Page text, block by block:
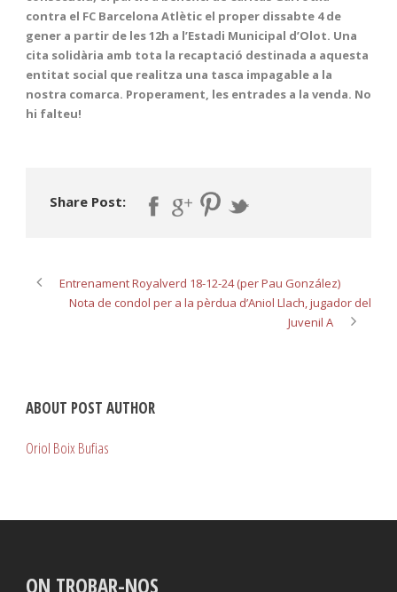
contra el FC Barcelona Atlètic el proper dissabte 4 de
gener a partir de les 12h a l’Estadi Municipal d’Olot. Una
cita solidària amb tota la recaptació destinada a aquesta
entitat social que realitza una tasca impagable a la
nostra comarca. Properament, les entrades a la venda. No
hi falteu!
Share Post:
Entrenament Royalverd 18-12-24 (per Pau González)
Nota de condol per a la pèrdua d’Aniol Llach, jugador del
Juvenil A
ABOUT POST AUTHOR
Oriol Boix Bufias
ON TROBAR-NOS